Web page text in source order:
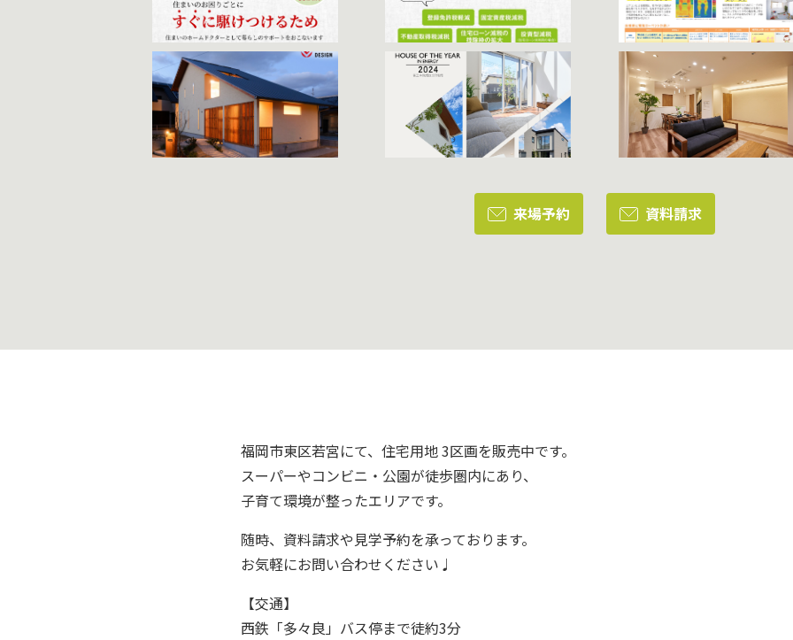
来場予約 資料請求
福岡市東区若宮にて、住宅用地 3区画を販売中です。
スーパーやコンビニ・公園が徒歩圏内にあり、
子育て環境が整ったエリアです。
随時、資料請求や見学予約を承っております。
お気軽にお問い合わせください♩
【交通】
西鉄「多々良」バス停まで徒約3分